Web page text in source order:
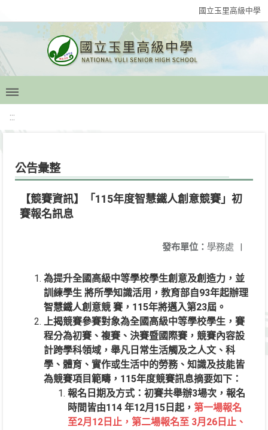
國立玉里高級中學
:::
公告彙整
【競賽資訊】「115年度智慧鐵人創意競賽」初
賽報名訊息
發布單位： 學務處 |
為提升全國高級中等學校學生創意及創造力，並
訓練學生 將所學知識活用，教育部自93年起辦理
智慧鐵人創意競 賽，115年將邁入第23屆。
上揭競賽參賽對象為全國高級中等學校學生，賽
程分為初賽、複賽、決賽暨國際賽，競賽內容設
計跨學科領域，舉凡日常生活觸及之人文、科
學、體育、實作或生活中的勞務、知識及技能皆
為競賽項目範疇，115年度競賽訊息摘要如下：
報名日期及方式：初賽共舉辦3場次，報名
時間皆由114 年12月15日起， 第一場報名
至2月12日止，第二場報名至 3月26日止、